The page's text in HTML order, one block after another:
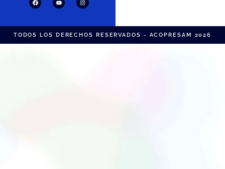
TODOS LOS DERECHOS RESERVADOS - ACOPRESAM 2026